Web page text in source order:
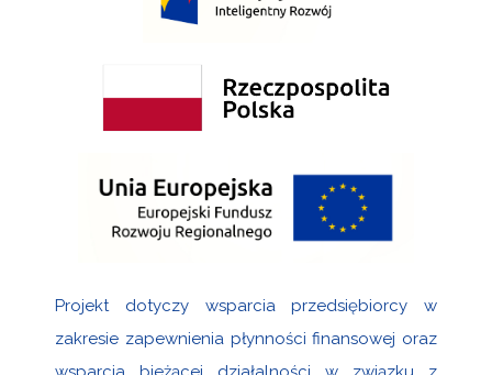
Projekt dotyczy wsparcia przedsiębiorcy w
zakresie zapewnienia płynności finansowej oraz